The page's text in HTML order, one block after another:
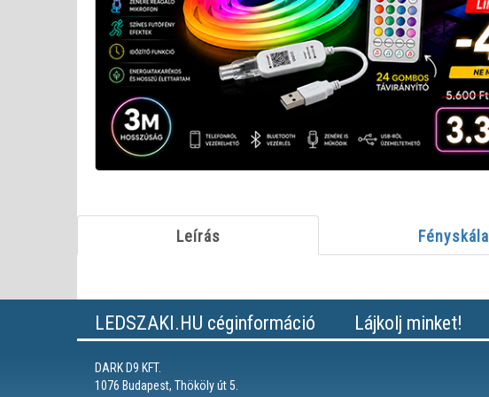
Leírás Fényskála
LEDSZAKI.HU céginformáció
DARK D9 KFT.
1076 Budapest, Thököly út 5.
Lájkolj minket!